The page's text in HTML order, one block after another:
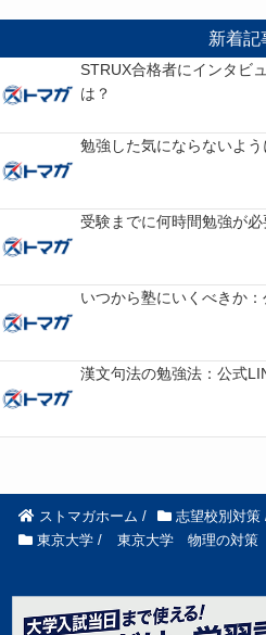
新着記
STRUX合格者にインタビ
は？
勉強した気にならないよう
受験までに何時間勉強が必
いつから塾にいくべきか：
漢文句法の勉強法：公式
ストマガホーム / 志望校別対策
東京大学 / 東京大学 物理の対策